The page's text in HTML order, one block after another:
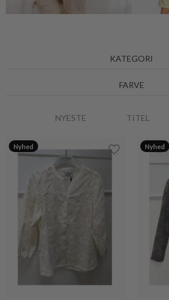
KATEGORI
FARVE
NYESTE TITEL
Nyhed Nyhed